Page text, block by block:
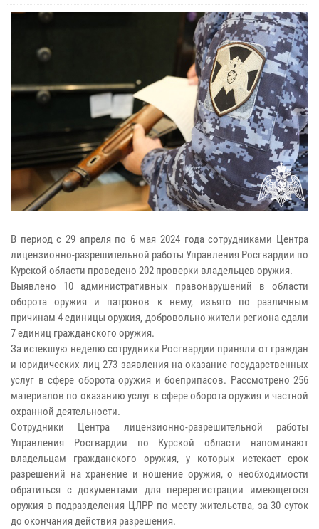
В период с 29 апреля по 6 мая 2024 года сотрудниками Центра
лицензионно-разрешительной работы Управления Росгвардии по
Курской области проведено 202 проверки владельцев оружия.
Выявлено 10 административных правонарушений в области
оборота оружия и патронов к нему, изъято по различным
причинам 4 единицы оружия, добровольно жители региона сдали
7 единиц гражданского оружия.
За истекшую неделю сотрудники Росгвардии приняли от граждан
и юридических лиц 273 заявления на оказание государственных
услуг в сфере оборота оружия и боеприпасов. Рассмотрено 256
материалов по оказанию услуг в сфере оборота оружия и частной
охранной деятельности.
Сотрудники Центра лицензионно-разрешительной работы
Управления Росгвардии по Курской области напоминают
владельцам гражданского оружия, у которых истекает срок
разрешений на хранение и ношение оружия, о необходимости
обратиться с документами для перерегистрации имеющегося
оружия в подразделения ЦЛРР по месту жительства, за 30 суток
до окончания действия разрешения.